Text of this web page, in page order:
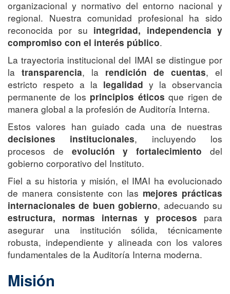
organizacional y normativo del entorno nacional y
regional. Nuestra comunidad profesional ha sido
reconocida por su integridad, independencia y
compromiso con el interés público.
La trayectoria institucional del IMAI se distingue por
la transparencia, la rendición de cuentas, el
estricto respeto a la legalidad y la observancia
permanente de los principios éticos que rigen de
manera global a la profesión de Auditoría Interna.
Estos valores han guiado cada una de nuestras
decisiones institucionales, incluyendo los
procesos de evolución y fortalecimiento del
gobierno corporativo del Instituto.
Fiel a su historia y misión, el IMAI ha evolucionado
de manera consistente con las mejores prácticas
internacionales de buen gobierno, adecuando su
estructura, normas internas y procesos para
asegurar una institución sólida, técnicamente
robusta, independiente y alineada con los valores
fundamentales de la Auditoría Interna moderna.
Misión